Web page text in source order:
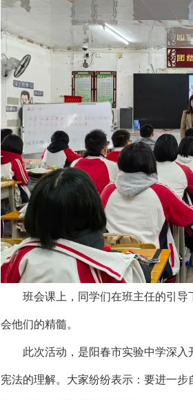
班会课上，同学们在班主任的引导
会他们的精髓。
此次活动，是阳春市实验中学深入
宪法的理解。大家纷纷表示：要进一